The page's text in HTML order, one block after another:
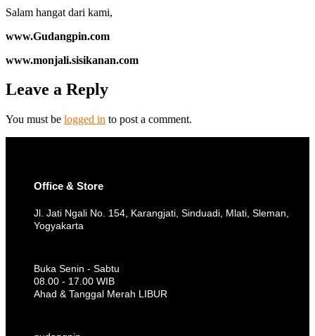
Salam hangat dari kami,
www.Gudangpin.com
www.monjali.sisikanan.com
Leave a Reply
You must be logged in to post a comment.
Office & Store
Jl. Jati Ngali No. 154, Karangjati, Sinduadi, Mlati, Sleman,
Yogyakarta
Buka Senin - Sabtu
08.00 - 17.00 WIB
Ahad & Tanggal Merah LIBUR